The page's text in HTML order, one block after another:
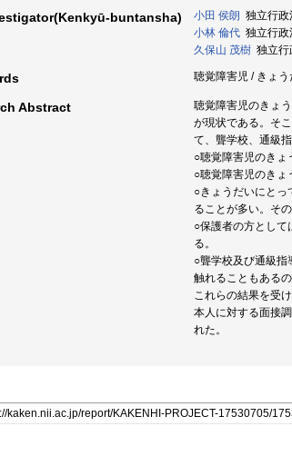
buntansha) 小田 侯朗 独立行
小林 倫代 独立行
久保山 茂樹 独立行
聴覚障害児 / きょ
Abstract
聴覚障害児のきょ
が現状である。そ
て、聾学校、通級
○聴覚障害児のきょ
○聴覚障害児のきょ
○きょうだいにとっ
ることが多い。そ
○保護者の方として
る。
○聾学校及び通級指
触れることもある
これらの結果を受
本人に対する面接
れた。